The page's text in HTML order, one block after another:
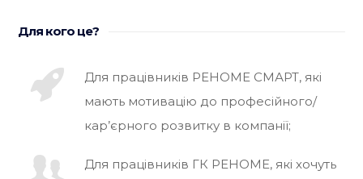
Для кого це?
Для працівників РЕНОМЕ СМАРТ, які
мають мотивацію до професійного/
кар’єрного розвитку в компанії;
Для працівників ГК РЕНОМЕ, які хочуть